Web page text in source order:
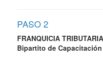
PASO 2
FRANQUICIA
Bipartito de Capacitación